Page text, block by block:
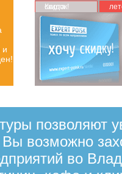
и
Карта скидок!
позволяют
Вы возможно
во